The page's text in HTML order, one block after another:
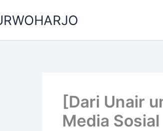
[Dari Unair
Media